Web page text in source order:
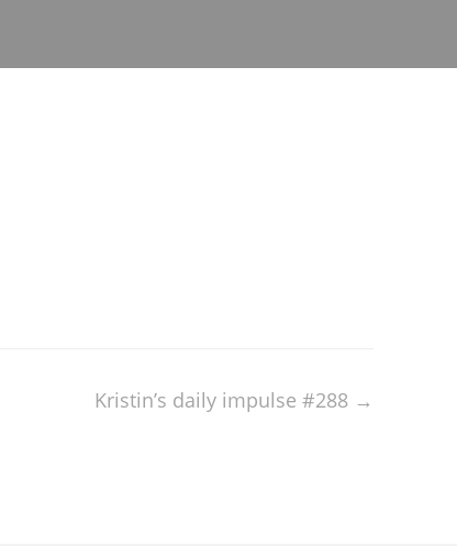
Kristin’s daily impulse #288 →